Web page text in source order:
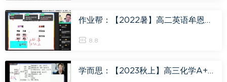
作业帮：【2022暑】高二英语牟恩博A+ 【完结】，百度网盘(16.67G)
8.8
学而思：【2023秋上】高三化学A+班 郑瑞，百度网盘(11.89G)